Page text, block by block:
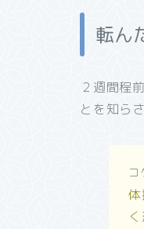
転ん
２週間程
とを知ら
コ